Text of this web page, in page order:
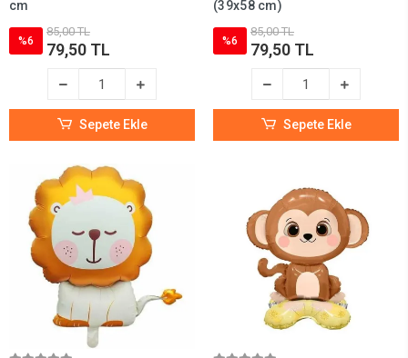
cm
%6
85,00 TL
79,50 TL
Sepete Ekle
(39x58 cm)
%6
85,00 TL
79,50 TL
Sepete Ekle